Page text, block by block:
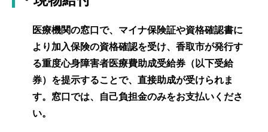
医療機関の窓口で、マイナ保険証や資格確認書に
より加入保険の資格確認を受け、香取市が発行す
る重度心身障害者医療費助成受給券（以下受給
券）を提示することで、直接助成が受けられま
す。窓口では、自己負担金のみをお支払いくださ
い。